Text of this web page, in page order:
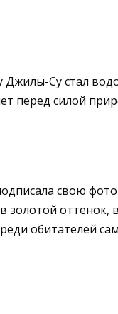
Джилы-Су стал
перед силой
свою
золотой
обитателей